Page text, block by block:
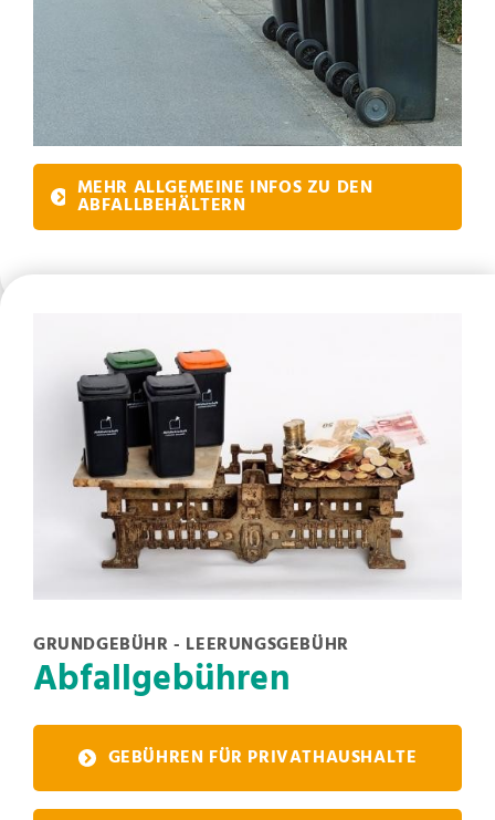
MEHR ALLGEMEINE INFOS ZU DEN
ABFALLBEHÄLTERN
GRUNDGEBÜHR - LEERUNGSGEBÜHR
Abfallgebühren
GEBÜHREN FÜR PRIVATHAUSHALTE